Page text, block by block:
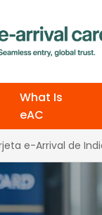
What Is
eAC
e-Arrival de